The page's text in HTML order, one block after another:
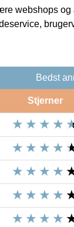
webshops
Bedst
Stjerner